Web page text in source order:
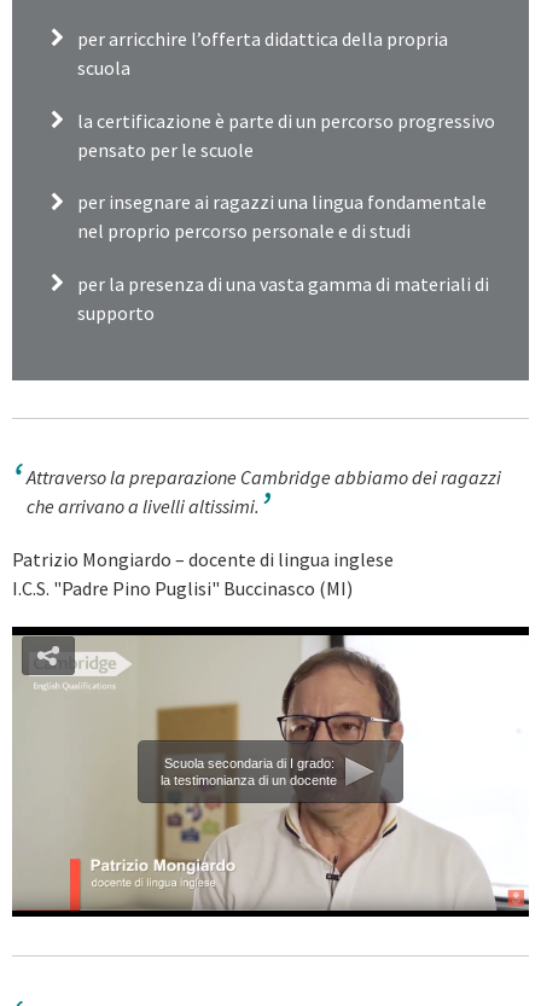
per arricchire l’offerta didattica della propria
scuola
la certificazione è parte di un percorso progressivo
pensato per le scuole
per insegnare ai ragazzi una lingua fondamentale
nel proprio percorso personale e di studi
per la presenza di una vasta gamma di materiali di
supporto
Attraverso la preparazione Cambridge abbiamo dei ragazzi
che arrivano a livelli altissimi.
Patrizio Mongiardo – docente di lingua inglese
I.C.S. "Padre Pino Puglisi" Buccinasco (MI)
Scuola secondaria di I grado:
la testimonianza di un docente